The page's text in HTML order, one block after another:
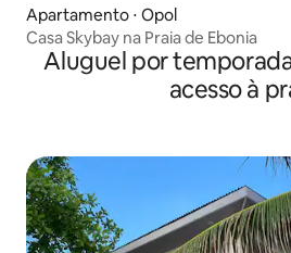
Apartamento ⋅ Opol
Casa Skybay na Praia de Ebonia
Aluguel por
acesso à